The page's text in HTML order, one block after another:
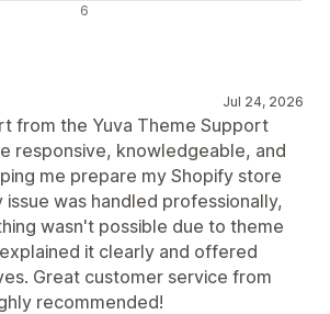
6
Jul 24, 2026
from the Yuva Theme Support
responsive, knowledgeable, and
me prepare my Shopify store
issue was handled professionally,
wasn't possible due to theme
it clearly and offered
Great customer service from
recommended!